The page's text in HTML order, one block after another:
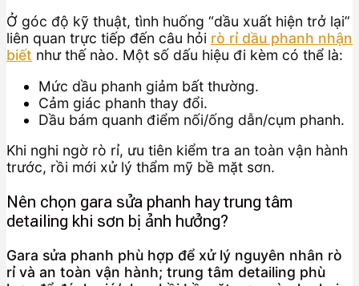
Ở góc độ kỹ thuật, tình huống “dầu xuất hiện trở lại”
liên quan trực tiếp đến câu hỏi rò rỉ dầu phanh nhận
biết như thế nào. Một số dấu hiệu đi kèm có thể là:
Mức dầu phanh giảm bất thường.
Cảm giác phanh thay đổi.
Dầu bám quanh điểm nối/ống dẫn/cụm phanh.
Khi nghi ngờ rò rỉ, ưu tiên kiểm tra an toàn vận hành
trước, rồi mới xử lý thẩm mỹ bề mặt sơn.
Nên chọn gara sửa phanh hay trung tâm
detailing khi sơn bị ảnh hưởng?
Gara sửa phanh phù hợp để xử lý nguyên nhân rò
rỉ và an toàn vận hành; trung tâm detailing phù